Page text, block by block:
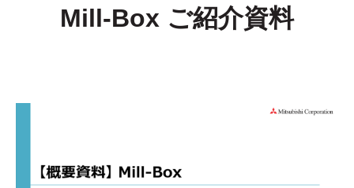
Mill-Box ご紹介資料